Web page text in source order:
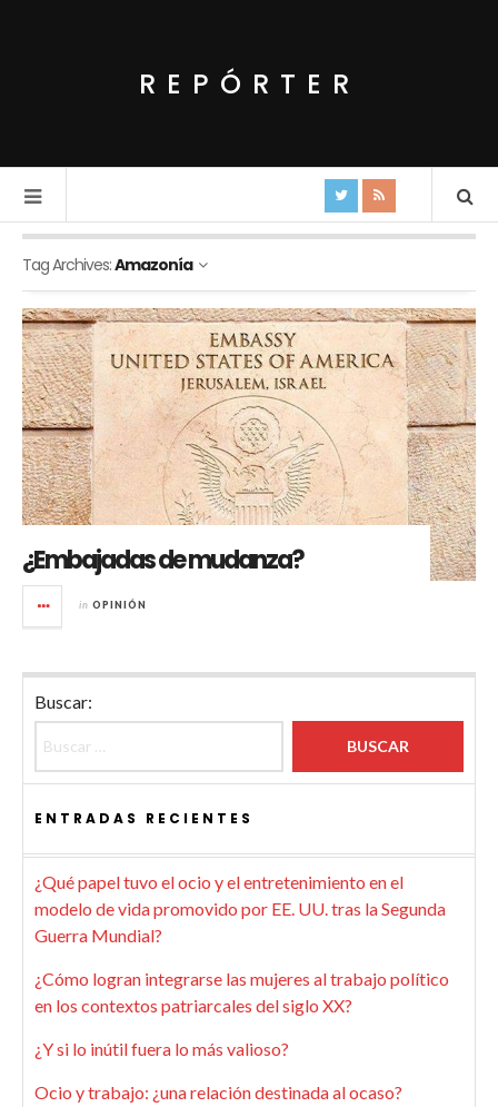
REPÓRTER
Tag Archives:Amazonía
¿Embajadas de mudanza?
in OPINIÓN
Buscar:
ENTRADAS RECIENTES
¿Qué papel tuvo el ocio y el entretenimiento en el
modelo de vida promovido por EE. UU. tras la Segunda
Guerra Mundial?
¿Cómo logran integrarse las mujeres al trabajo político
en los contextos patriarcales del siglo XX?
¿Y si lo inútil fuera lo más valioso?
Ocio y trabajo: ¿una relación destinada al ocaso?